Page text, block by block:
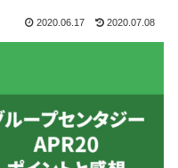
2020.06.17 2020.07.08